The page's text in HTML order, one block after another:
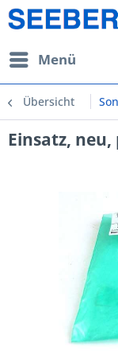
Menü
Übersicht
Einsatz,